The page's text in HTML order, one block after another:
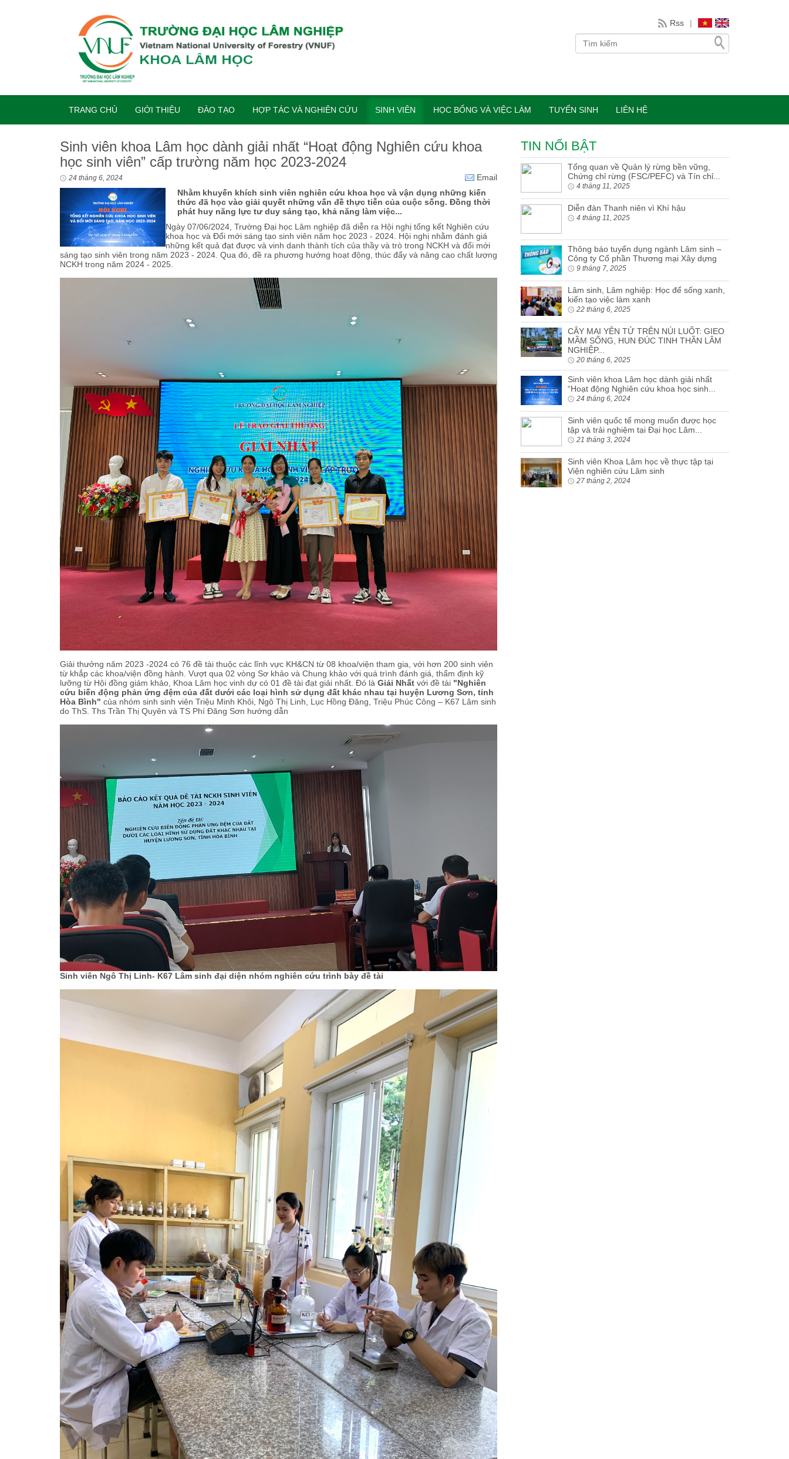
Rss |
TRANG CHỦ GIỚI THIỆU ĐÀO TẠO HỢP TÁC VÀ NGHIÊN CỨU SINH VIÊN HỌC BỔNG VÀ VIỆC LÀM TUYỂN SINH LIÊN HỆ
Sinh viên khoa Lâm học dành giải nhất “Hoạt động Nghiên cứu khoa
học sinh viên” cấp trường năm học 2023-2024
24 tháng 6, 2024
Email
Nhằm khuyến khích sinh viên nghiên cứu khoa học và vận dụng những kiến
thức đã học vào giải quyết những vấn đề thực tiễn của cuộc sống. Đồng thời
phát huy năng lực tư duy sáng tạo, khả năng làm việc...
Ngày 07/06/2024, Trường Đại học Lâm nghiệp đã diễn ra Hội nghị tổng kết Nghiên cứu
khoa học và Đổi mới sáng tạo sinh viên năm học 2023 - 2024. Hội nghị nhằm đánh giá
những kết quả đạt được và vinh danh thành tích của thầy và trò trong NCKH và đổi mới
sáng tạo sinh viên trong năm 2023 - 2024. Qua đó, đề ra phương hướng hoạt động, thúc đẩy và nâng cao chất lượng
NCKH trong năm 2024 - 2025.
Giải thưởng năm 2023 -2024 có 76 đề tài thuộc các lĩnh vực KH&CN từ 08 khoa/viện tham gia, với hơn 200 sinh viên
từ khắp các khoa/viện đồng hành. Vượt qua 02 vòng Sơ khảo và Chung khảo với quá trình đánh giá, thẩm định kỹ
lưỡng từ Hội đồng giám khảo, Khoa Lâm học vinh dự có 01 đề tài đạt giải nhất. Đó là Giải Nhất với đề tài "Nghiên
cứu biến động phản ứng đệm của đất dưới các loại hình sử dụng đất khác nhau tại huyện Lương Sơn, tỉnh
Hòa Bình" của nhóm sinh sinh viên Triệu Minh Khôi, Ngô Thị Linh, Lục Hồng Đăng, Triệu Phúc Công – K67 Lâm sinh
do ThS. Ths Trần Thị Quyên và TS Phí Đăng Sơn hướng dẫn
Sinh viên Ngô Thị Linh- K67 Lâm sinh đại diện nhóm nghiên cứu trình bày đề tài
TIN NỔI BẬT
Tổng quan về Quản lý rừng bền vững,
Chứng chỉ rừng (FSC/PEFC) và Tín chỉ...
4 tháng 11, 2025
Diễn đàn Thanh niên vì Khí hậu
4 tháng 11, 2025
Thông báo tuyển dụng ngành Lâm sinh –
Công ty Cổ phần Thương mại Xây dựng
9 tháng 7, 2025
Lâm sinh, Lâm nghiệp: Học để sống xanh,
kiến tạo việc làm xanh
22 tháng 6, 2025
CÂY MAI YÊN TỬ TRÊN NÚI LUỐT: GIEO
MẦM SỐNG, HUN ĐÚC TINH THẦN LÂM
NGHIỆP...
20 tháng 6, 2025
Sinh viên khoa Lâm học dành giải nhất
“Hoạt động Nghiên cứu khoa học sinh...
24 tháng 6, 2024
Sinh viên quốc tế mong muốn được học
tập và trải nghiệm tại Đại học Lâm...
21 tháng 3, 2024
Sinh viên Khoa Lâm học về thực tập tại
Viện nghiên cứu Lâm sinh
27 tháng 2, 2024